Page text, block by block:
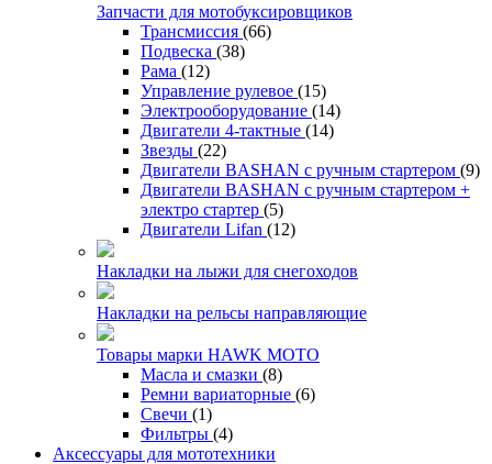
Запчасти для мотобуксировщиков
Трансмиссия (66)
Подвеска (38)
Рама (12)
Управление рулевое (15)
Электрооборудование (14)
Двигатели 4-тактные (14)
Звезды (22)
Двигатели BASHAN с ручным стартером (9)
Двигатели BASHAN с ручным стартером +
электро стартер (5)
Двигатели Lifan (12)
Накладки на лыжи для снегоходов
Накладки на рельсы направляющие
Товары марки HAWK MOTO
Масла и смазки (8)
Ремни вариаторные (6)
Свечи (1)
Фильтры (4)
Аксессуары для мототехники